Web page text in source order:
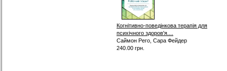
Когнітивно-поведінкова терапія для
психічного здоров'я....
Саймон Рего, Сара Фейдер
240.00 грн.